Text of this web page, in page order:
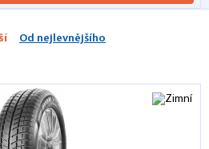
Od nejlevnějšího